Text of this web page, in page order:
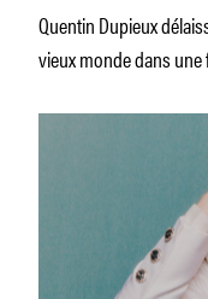
Quentin Dupieux
vieux monde dans une